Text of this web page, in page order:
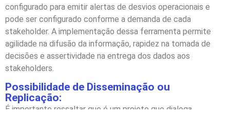
configurado para emitir alertas de desvios operacionais e
pode ser configurado conforme a demanda de cada
stakeholder. A implementação dessa ferramenta permite
agilidade na difusão da informação, rapidez na tomada de
decisões e assertividade na entrega dos dados aos
stakeholders.
Possibilidade de Disseminação ou
Replicação:
É importante ressaltar que é um projeto que dialoga